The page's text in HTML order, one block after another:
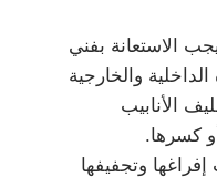
الاستعانة بفني
والخارجية
الأنابيب
أو كسرها.
وتجفيفها